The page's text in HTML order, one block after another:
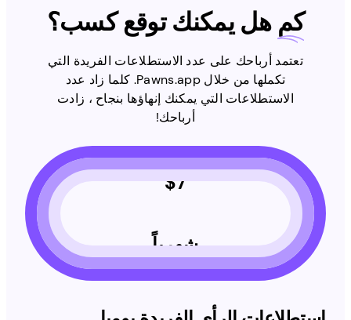
كمهل يمكنك توقع كسب؟
تعتمد أرباحك على عدد الاستطلاعات الفريدة التي
تكملها من خلال Pawns.app. كلما زاد عدد
الاستطلاعات التي يمكنك إنهاؤها بنجاح ، زادت
أرباحك!
$7
شهرياً